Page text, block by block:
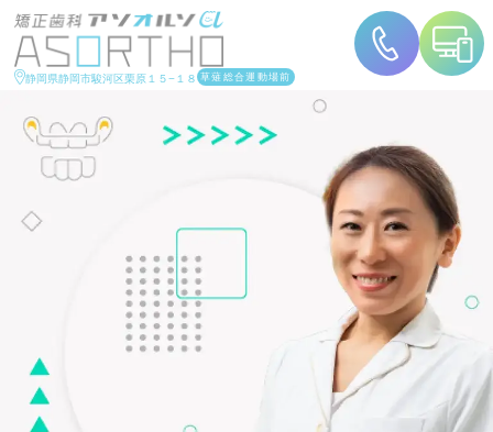
静岡県静岡市駿河区栗原１５−１８ 草薙総合運動場前